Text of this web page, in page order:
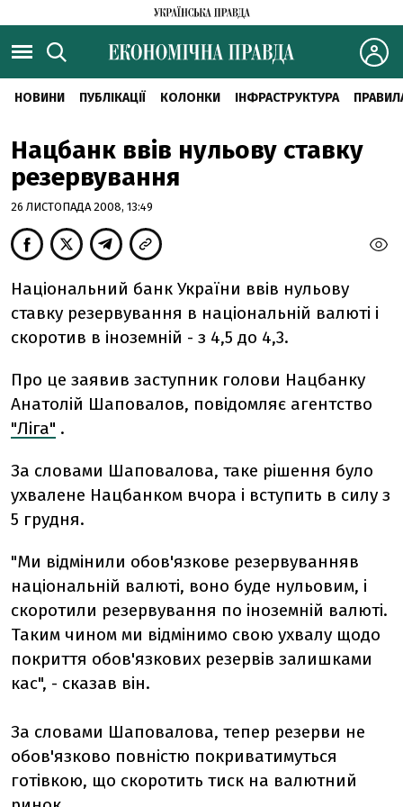
НОВИНИ ПУБЛІКАЦІЇ КОЛОНКИ ІНФРАСТРУКТУРА
Нацбанк ввів нульову ставку
резервування
26 ЛИСТОПАДА 2008, 13:49
Національний банк України ввів нульову
ставку резервування в національній валюті і
скоротив в іноземній - з 4,5 до 4,3.
Про це заявив заступник голови Нацбанку
Анатолій Шаповалов, повідомляє агентство
"Ліга" .
За словами Шаповалова, таке рішення було
ухвалене Нацбанком вчора і вступить в силу з
5 грудня.
"Ми відмінили обов'язкове резервуванняв
національній валюті, воно буде нульовим, і
скоротили резервування по іноземній валюті.
Таким чином ми відмінимо свою ухвалу щодо
покриття обов'язкових резервів залишками
кас", - сказав він.
За словами Шаповалова, тепер резерви не
обов'язково повністю покриватимуться
готівкою, що скоротить тиск на валютний